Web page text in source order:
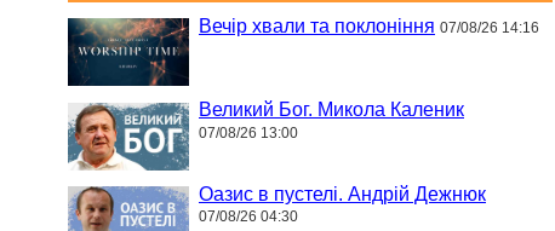
Вечір хвали та поклоніння 07/08/26 14:16
Великий Бог. Микола Каленик
07/08/26 13:00
Оазис в пустелі. Андрій Дежнюк
07/08/26 04:30